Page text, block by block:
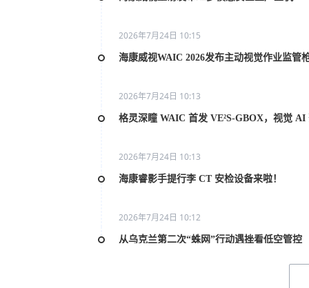
2026年7月24日 10:15
海康威视WAIC 2026发布主动视觉作业监管
2026年7月24日 10:13
格灵深瞳 WAIC 首发 VE²S-GBOX，视觉 AI
2026年7月24日 10:13
海康睿影手提行李 CT 安检设备来啦！
2026年7月24日 10:12
从乌克兰第二次“蛛网”行动遇挫看低空管控